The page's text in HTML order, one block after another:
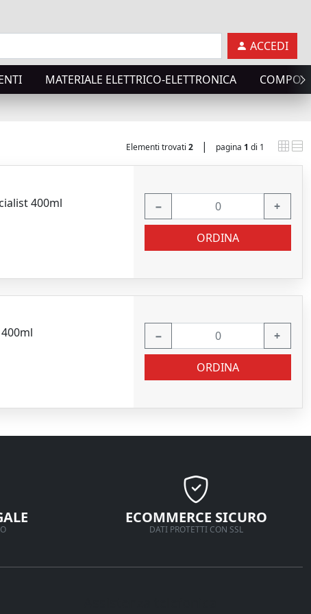
ACCEDI
MATERIALE ELETTRICO-ELETTRONICA
Elementi trovati 2 | pagina 1 di 1
400ml − +
ORDINA
− +
ORDINA
ECOMMERCE SICURO
DATI PROTETTI CON SSL